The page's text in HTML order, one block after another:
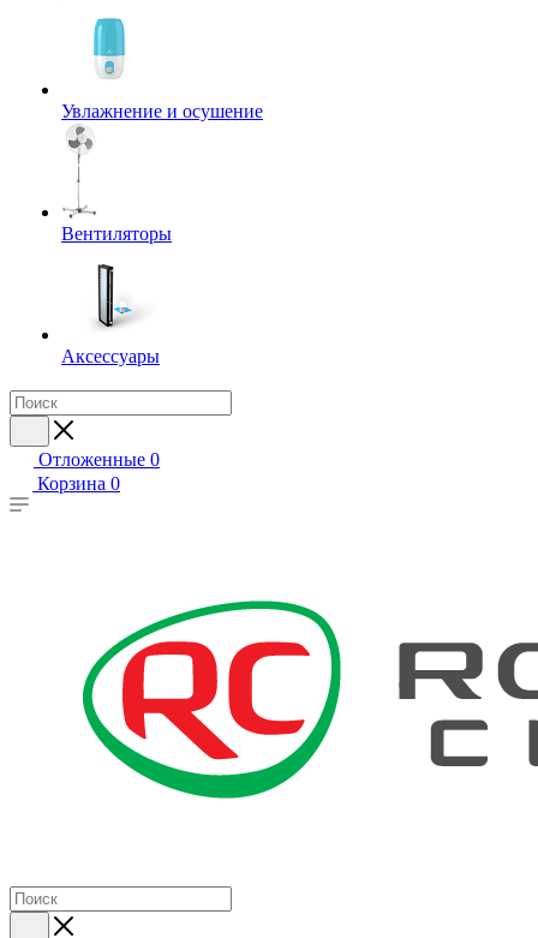
Увлажнение и осушение
Вентиляторы
Аксессуары
Отложенные 0
Корзина 0